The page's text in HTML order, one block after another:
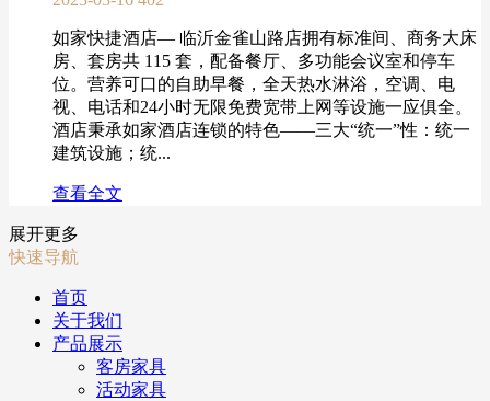
如家快捷酒店— 临沂金雀山路店拥有标准间、商务大床
房、套房共 115 套，配备餐厅、多功能会议室和停车
位。营养可口的自助早餐，全天热水淋浴，空调、电
视、电话和24小时无限免费宽带上网等设施一应俱全。
酒店秉承如家酒店连锁的特色——三大“统一”性：统一
建筑设施；统...
查看全文
展开更多
快速导航
首页
关于我们
产品展示
客房家具
活动家具